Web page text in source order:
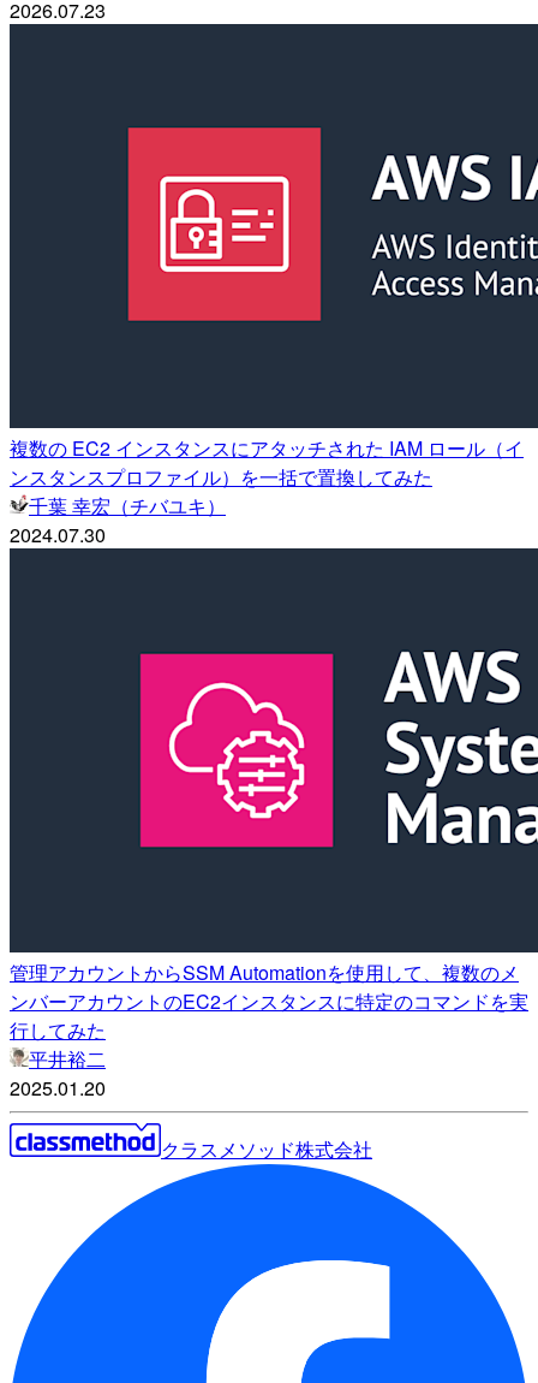
2026.07.23
複数の EC2 インスタンスにアタッチされた IAM ロール（イ
ンスタンスプロファイル）を一括で置換してみた
千葉 幸宏（チバユキ）
2024.07.30
管理アカウントからSSM Automationを使用して、複数のメ
ンバーアカウントのEC2インスタンスに特定のコマンドを実
行してみた
平井裕二
2025.01.20
クラスメソッド株式会社